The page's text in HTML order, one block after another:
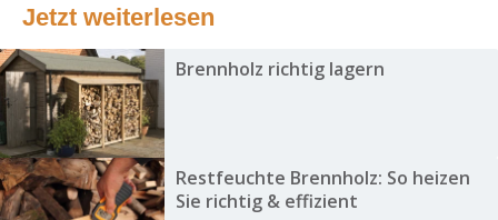
Jetzt weiterlesen
Brennholz richtig lagern
Restfeuchte Brennholz: So heizen
Sie richtig & effizient